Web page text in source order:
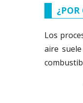
¿POR
Los
aire